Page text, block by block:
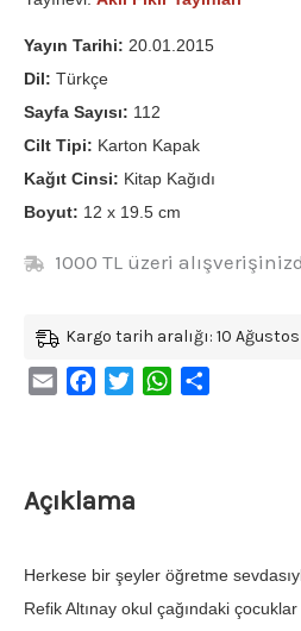
Yayın Tarihi: 20.01.2015
Dil: Türkçe
Sayfa Sayısı: 112
Cilt Tipi: Karton Kapak
Kağıt Cinsi: Kitap Kağıdı
Boyut: 12 x 19.5 cm
1000 TL üzeri
Kargo tarih aralığı: 10
Email FacebookTwitterWhatsApp
Açıklama
Herkese bir şeyler öğretme
Refik Altınay okul çağındaki